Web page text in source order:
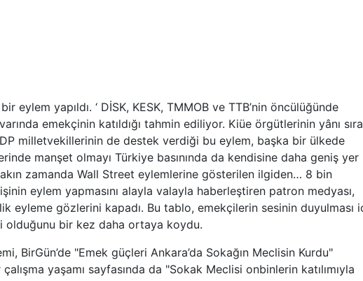
yapıldı. ‘ DİSK, KESK, TMMOB ve TTB’nin öncülüğünde
emekçinin katıldığı tahmin ediliyor. Kiüe örgütlerinin yânı sıra
milletvekillerinin de destek verdiği bu eylem, başka bir ülkede
manşet olmayı Türkiye basınında da kendisine daha geniş yer
zamanda Wall Street eylemlerine gösterilen ilgiden… 8 bin
eylem yapmasını alayla valayla haberleştiren patron medyası,
eyleme gözlerini kapadı. Bu tablo, emekçilerin sesinin duyulması
olduğunu bir kez daha ortaya koydu.
"Emek güçleri Ankara’da Sokağın Meclisin Kurdu"
yaşamı sayfasında da "Sokak Meclisi onbinlerin katılımıyla